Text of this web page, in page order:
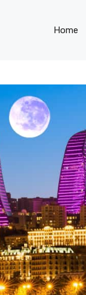
Home